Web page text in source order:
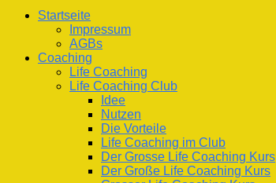
Life Coaching Club
Für Deine Lebenskompetenz
Startseite
Impressum
AGBs
Coaching
Life Coaching
Life Coaching Club
Idee
Nutzen
Die Vorteile
Life Coaching im Club
Der Grosse Life Coaching Kurs
Der Große Life Coaching Kurs